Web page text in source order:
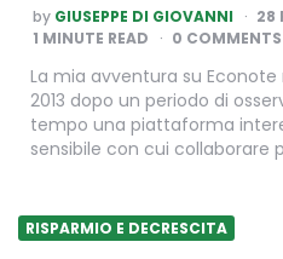
POSTED
BY
by GIUSEPPE DI GIOVANNI
28
1 MINUTE READ 0 COMMENTS
La mia avventura su
2013 dopo un periodo di
tempo una piattaforma
sensibile con cui collaborare
RISPARMIO E DECRESCITA